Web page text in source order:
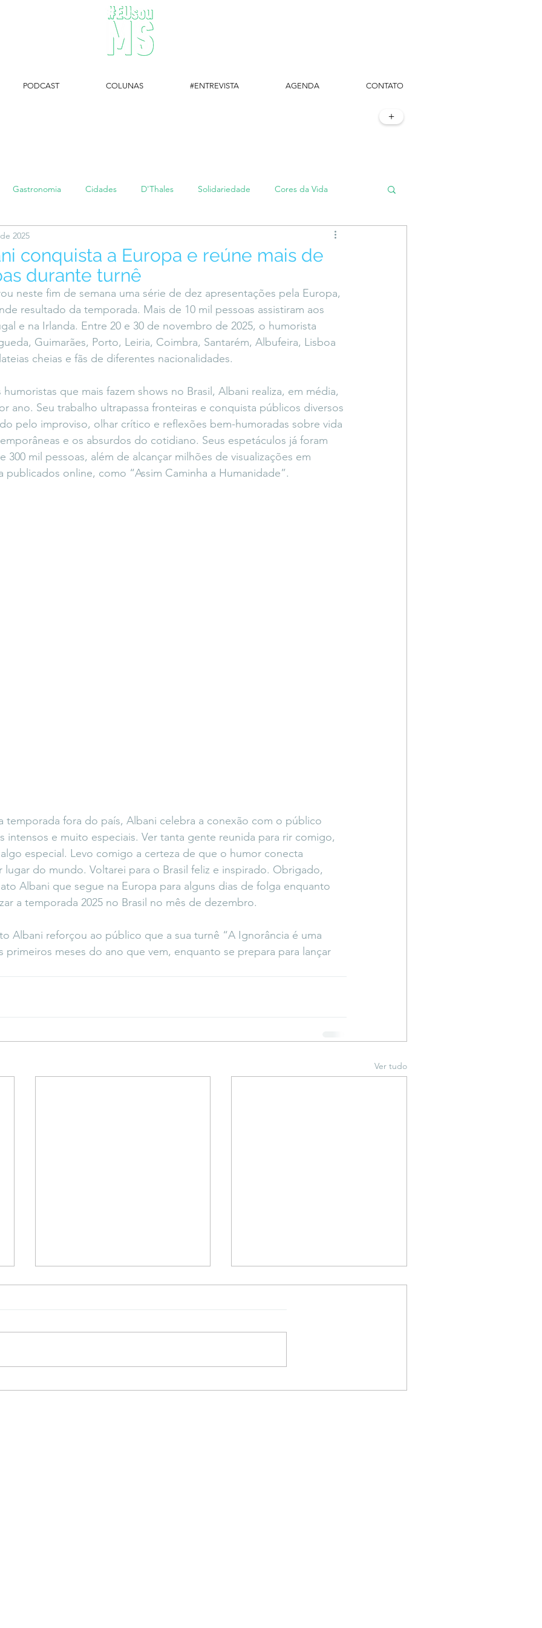
Gastronomia Cidades D'Thales Solidariedade Cores da Vida
#setembroamarelo #TôemSampa, meu!
#entrevista Entre Palavras
Saiba Direito
conquista a Europa e reúne mais de
durante turnê
2025
neste fim de semana uma série de dez apresentações pela Europa,
resultado da temporada. Mais de 10 mil pessoas assistiram aos
e na Irlanda. Entre 20 e 30 de novembro de 2025, o humorista
Guimarães, Porto, Leiria, Coimbra, Santarém, Albufeira, Lisboa
cheias e fãs de diferentes nacionalidades.
que mais fazem shows no Brasil, Albani realiza, em média,
ano. Seu trabalho ultrapassa fronteiras e conquista públicos diversos
pelo improviso, olhar crítico e reflexões bem-humoradas sobre vida
e os absurdos do cotidiano. Seus espetáculos já foram
300 mil pessoas, além de alcançar milhões de visualizações em
publicados online, como “Assim Caminha a Humanidade”.
temporada fora do país, Albani celebra a conexão com o público
intensos e muito especiais. Ver tanta gente reunida para rir comigo,
especial. Levo comigo a certeza de que o humor conecta
lugar do mundo. Voltarei para o Brasil feliz e inspirado. Obrigado,
Albani que segue na Europa para alguns dias de folga enquanto
a temporada 2025 no Brasil no mês de dezembro.
Albani reforçou ao público que a sua turnê “A Ignorância é uma
primeiros meses do ano que vem, enquanto se prepara para lançar
Ver tudo
+
PODCAST COLUNAS #ENTREVISTA AGENDA CONTATO